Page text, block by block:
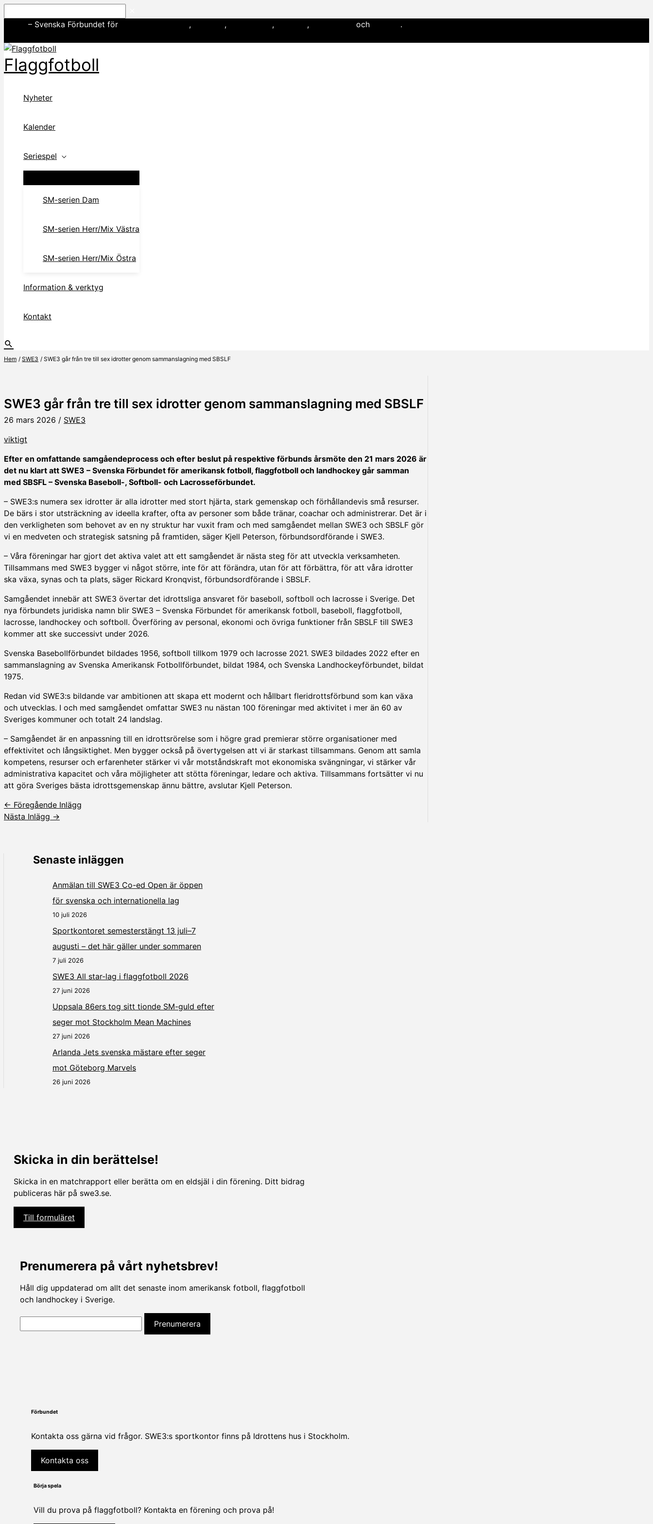
till
– Svenska Förbundet för , , , , och .
Flaggfotboll
Nyheter
Kalender
Seriespel
SM-serien Dam
SM-serien Herr/Mix Västra
SM-serien Herr/Mix Östra
Information & verktyg
Kontakt
Hem SWE3 SWE3 går från tre till sex idrotter genom sammanslagning med SBSLF
SWE3 går från tre till sex idrotter genom sammanslagning med SBSLF
26 mars 2026 / SWE3
viktigt
Efter en omfattande samgåendeprocess och efter beslut på respektive förbunds årsmöte den 21 mars 2026 är
det nu klart att SWE3 – Svenska Förbundet för amerikansk fotboll, flaggfotboll och landhockey går samman
med SBSFL – Svenska Baseboll-, Softboll- och Lacrosseförbundet.
– SWE3:s numera sex idrotter är alla idrotter med stort hjärta, stark gemenskap och förhållandevis små resurser.
De bärs i stor utsträckning av ideella krafter, ofta av personer som både tränar, coachar och administrerar. Det är i
den verkligheten som behovet av en ny struktur har vuxit fram och med samgåendet mellan SWE3 och SBSLF gör
vi en medveten och strategisk satsning på framtiden, säger Kjell Peterson, förbundsordförande i SWE3.
– Våra föreningar har gjort det aktiva valet att ett samgåendet är nästa steg för att utveckla verksamheten.
Tillsammans med SWE3 bygger vi något större, inte för att förändra, utan för att förbättra, för att våra idrotter
ska växa, synas och ta plats, säger Rickard Kronqvist, förbundsordförande i SBSLF.
Samgåendet innebär att SWE3 övertar det idrottsliga ansvaret för baseboll, softboll och lacrosse i Sverige. Det
nya förbundets juridiska namn blir SWE3 – Svenska Förbundet för amerikansk fotboll, baseboll, flaggfotboll,
lacrosse, landhockey och softboll. Överföring av personal, ekonomi och övriga funktioner från SBSLF till SWE3
kommer att ske successivt under 2026.
Svenska Basebollförbundet bildades 1956, softboll tillkom 1979 och lacrosse 2021. SWE3 bildades 2022 efter en
sammanslagning av Svenska Amerikansk Fotbollförbundet, bildat 1984, och Svenska Landhockeyförbundet, bildat
1975.
Redan vid SWE3:s bildande var ambitionen att skapa ett modernt och hållbart fleridrottsförbund som kan växa
och utvecklas. I och med samgåendet omfattar SWE3 nu nästan 100 föreningar med aktivitet i mer än 60 av
Sveriges kommuner och totalt 24 landslag.
– Samgåendet är en anpassning till en idrottsrörelse som i högre grad premierar större organisationer med
effektivitet och långsiktighet. Men bygger också på övertygelsen att vi är starkast tillsammans. Genom att samla
kompetens, resurser och erfarenheter stärker vi vår motståndskraft mot ekonomiska svängningar, vi stärker vår
administrativa kapacitet och våra möjligheter att stötta föreningar, ledare och aktiva. Tillsammans fortsätter vi nu
att göra Sveriges bästa idrottsgemenskap ännu bättre, avslutar Kjell Peterson.
← Föregående Inlägg
Nästa Inlägg →
Senaste inläggen
Anmälan till SWE3 Co-ed Open är öppen
för svenska och internationella lag
10 juli 2026
Sportkontoret semesterstängt 13 juli–7
augusti – det här gäller under sommaren
7 juli 2026
SWE3 All star-lag i flaggfotboll 2026
27 juni 2026
Uppsala 86ers tog sitt tionde SM-guld efter
seger mot Stockholm Mean Machines
27 juni 2026
Arlanda Jets svenska mästare efter seger
mot Göteborg Marvels
26 juni 2026
Skicka in din berättelse!
Skicka in en matchrapport eller berätta om en eldsjäl i din förening. Ditt bidrag
publiceras här på swe3.se.
Till formuläret
Prenumerera på vårt nyhetsbrev!
Håll dig uppdaterad om allt det senaste inom amerikansk fotboll, flaggfotboll
och landhockey i Sverige.
Förbundet
Kontakta oss gärna vid frågor. SWE3:s sportkontor finns på Idrottens hus i Stockholm.
Kontakta oss
Börja spela
Vill du prova på flaggfotboll? Kontakta en förening och prova på!